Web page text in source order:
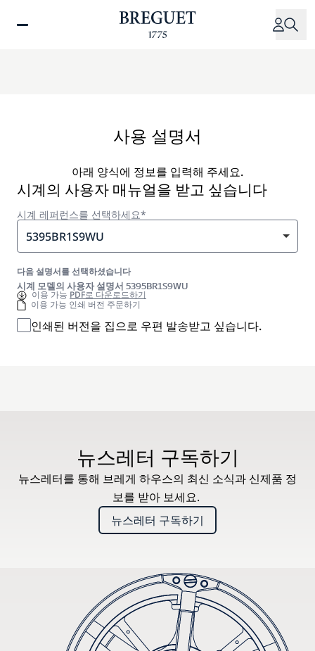
사용 설명서
아래 양식에 정보를 입력해 주세요.
시계의 사용자 매뉴얼을 받고 싶습니다
시계 레퍼런스를 선택하세요*
5395BR1S9WU
다음 설명서를 선택하셨습니다
시계 모델의 사용자 설명서 5395BR1S9WU
이용 가능 PDF로 다운로드하기
이용 가능 인쇄 버전 주문하기
인쇄된 버전을 집으로 우편 발송받고 싶습니다.
뉴스레터 구독하기
뉴스레터를 통해 브레게 하우스의 최신 소식과 신제품 정
보를 받아 보세요.
뉴스레터 구독하기